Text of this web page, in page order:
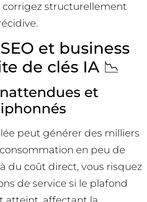
corrigez structurellement
et business
de clés IA 📉
et
peut générer des milliers
en peu de
du coût direct, vous risquez
de service si le plafond